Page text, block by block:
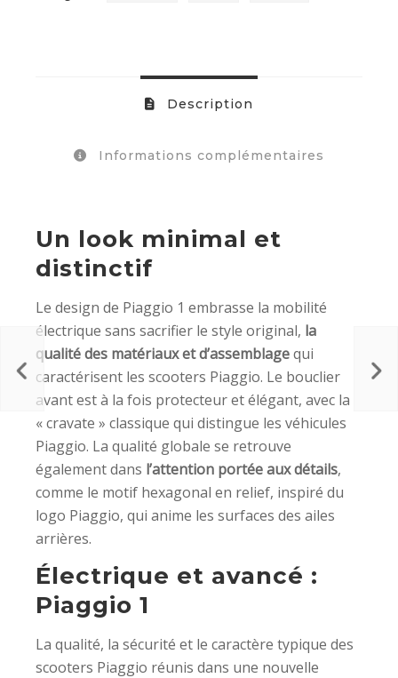
Description
Informations complémentaires
Un look minimal et
distinctif
Le design de Piaggio 1 embrasse la mobilité
électrique sans sacrifier le style original, la
qualité des matériaux et d’assemblagequi
caractérisent les scooters Piaggio. Le bouclier
avant est à la fois protecteur et élégant, avec la
« cravate » classique qui distingue les véhicules
Piaggio. La qualité globale se retrouve
également dans l’attention portée aux détails,
comme le motif hexagonal en relief, inspiré du
logo Piaggio, qui anime les surfaces des ailes
arrières.
Électrique et avancé :
Piaggio 1
La qualité, la sécurité et le caractère typique des
scooters Piaggio réunis dans une nouvelle